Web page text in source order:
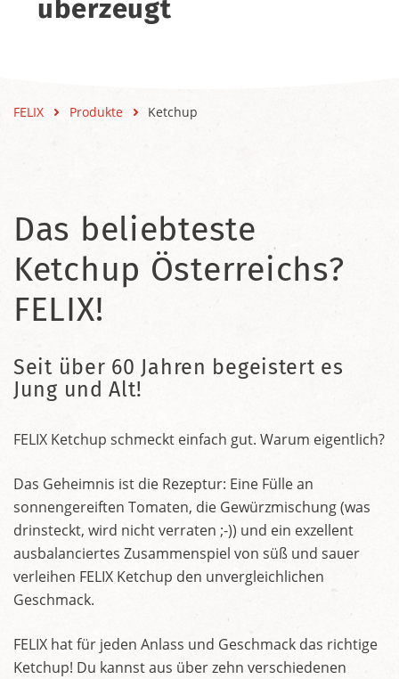
überzeugt
FELIX Produkte Ketchup
Das beliebteste
Ketchup Österreichs?
FELIX!
Seit über 60 Jahren begeistert es
Jung und Alt!
FELIX Ketchup schmeckt einfach gut. Warum eigentlich?
Das Geheimnis ist die Rezeptur: Eine Fülle an
sonnengereiften Tomaten, die Gewürzmischung (was
drinsteckt, wird nicht verraten ;-)) und ein exzellent
ausbalanciertes Zusammenspiel von süß und sauer
verleihen FELIX Ketchup den unvergleichlichen
Geschmack.
FELIX hat für jeden Anlass und Geschmack das richtige
Ketchup! Du kannst aus über zehn verschiedenen